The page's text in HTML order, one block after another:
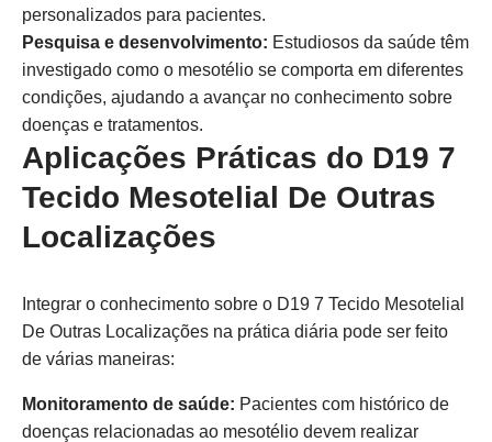
personalizados para pacientes.
Pesquisa e desenvolvimento: Estudiosos da saúde têm
investigado como o mesotélio se comporta em diferentes
condições, ajudando a avançar no conhecimento sobre
doenças e tratamentos.
Aplicações Práticas do D19 7
Tecido Mesotelial De Outras
Localizações
Integrar o conhecimento sobre o D19 7 Tecido Mesotelial
De Outras Localizações na prática diária pode ser feito
de várias maneiras:
Monitoramento de saúde: Pacientes com histórico de
doenças relacionadas ao mesotélio devem realizar